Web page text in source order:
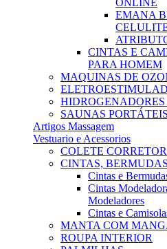
ONLINE
EMANA
CINTAS E
PARA HOMEM
MAQUINAS DE
SAUNAS PORTÁTEIS
Artigos Massagem
Vestuario e Acessorios
COLETE
CINTAS,
Cintas e
Cintas
Modeladores
Cintas e
MANTA COM
ROUPA INTERIOR